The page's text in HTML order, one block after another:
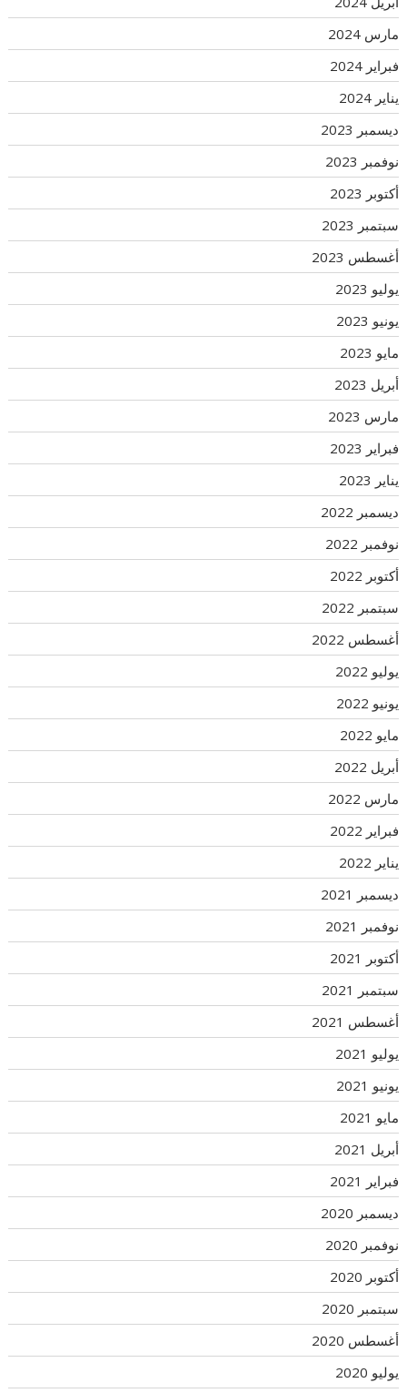
مارس 2024
فبراير 2024
يناير 2024
ديسمبر 2023
نوفمبر 2023
أكتوبر 2023
سبتمبر 2023
أغسطس 2023
يوليو 2023
يونيو 2023
مايو 2023
أبريل 2023
مارس 2023
فبراير 2023
يناير 2023
ديسمبر 2022
نوفمبر 2022
أكتوبر 2022
سبتمبر 2022
أغسطس 2022
يوليو 2022
يونيو 2022
مايو 2022
أبريل 2022
مارس 2022
فبراير 2022
يناير 2022
ديسمبر 2021
نوفمبر 2021
أكتوبر 2021
سبتمبر 2021
أغسطس 2021
يوليو 2021
يونيو 2021
مايو 2021
أبريل 2021
فبراير 2021
ديسمبر 2020
نوفمبر 2020
أكتوبر 2020
سبتمبر 2020
أغسطس 2020
يوليو 2020